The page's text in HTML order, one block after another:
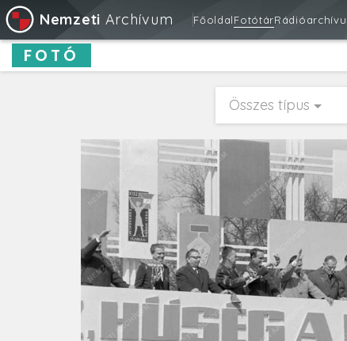
Nemzeti Archívum FőoldalFotótár
FOTÓ
Összes típus